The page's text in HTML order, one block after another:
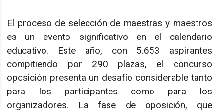
El proceso de selección de maestras y maestros
es un evento significativo en el calendario
educativo. Este año, con 5.653 aspirantes
compitiendo por 290 plazas, el concurso
oposición presenta un desafío considerable tanto
para los participantes como para los
organizadores. La fase de oposición, que